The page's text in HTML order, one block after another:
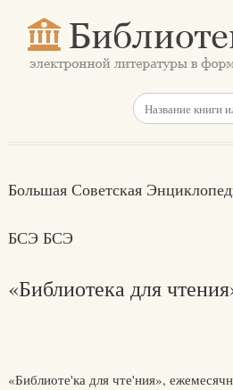
Большая Советская
БСЭ БСЭ
«Библиотека для
«Библиоте'ка для чте'ния»,